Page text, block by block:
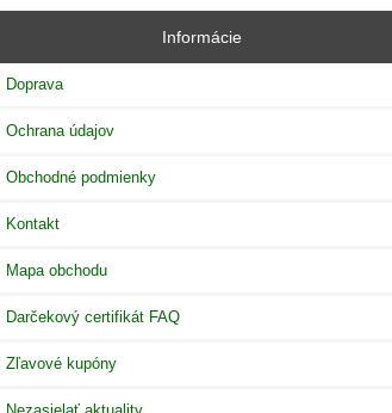
Informácie
Doprava
Ochrana údajov
Obchodné podmienky
Kontakt
Mapa obchodu
Darčekový certifikát FAQ
Zľavové kupóny